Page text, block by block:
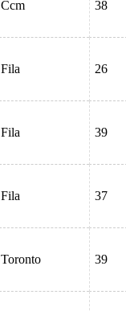
Ccm 38
Fila 26
Fila 39
Fila 37
Toronto 39